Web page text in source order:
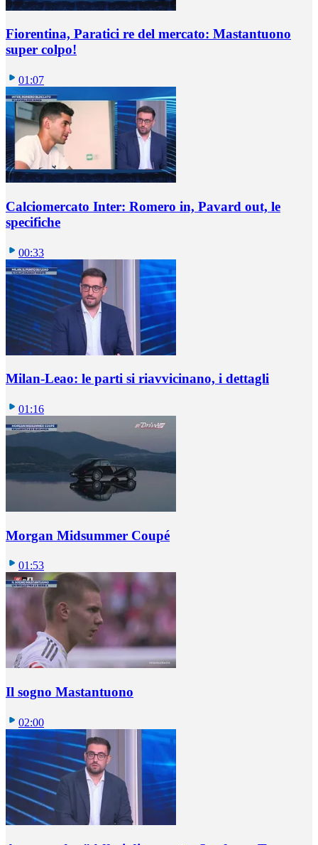
Fiorentina, Paratici re del mercato: Mastantuono
super colpo!
01:07
Calciomercato Inter: Romero in, Pavard out, le
specifiche
00:33
Milan-Leao: le parti si riavvicinano, i dettagli
01:16
Morgan Midsummer Coupé
01:53
Il sogno Mastantuono
02:00